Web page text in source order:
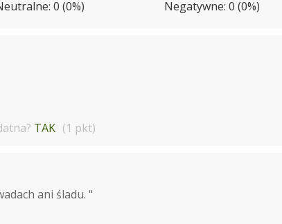
0 (0%) Negatywne: 0 (0%)
TAK (1 pkt)
ani śladu. "